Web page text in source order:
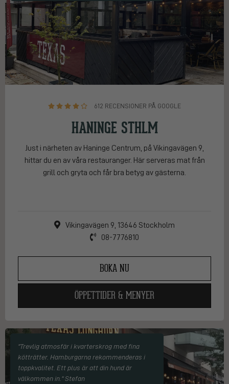
612 RECENSIONER PÅ GOOGLE
HANINGE STHLM
Just i närheten av Haninge Centrum, på Vikingavägen 9,
hittar du en av våra restauranger. Här serveras mat från
grill och gryta och får bra betyg av gästerna.
Vikingavägen 9, 13646 Stockholm
08-7776810
BOKA NU
ÖPPETTIDER & MENYER
"Trevlig atmosfär i kvarterskrog med fina
kötträtter. Hamburgarna rekommenderas i
toppkvalitet. Ett plus är att din hund är
välkommen in." Stefan